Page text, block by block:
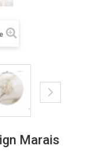
Marais